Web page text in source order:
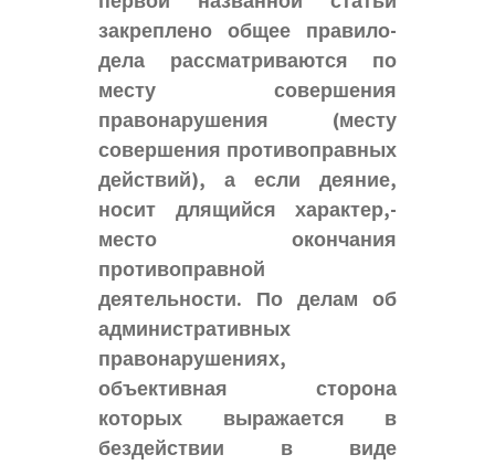
закреплено общее правило-
дела рассматриваются по
месту совершения
правонарушения (месту
совершения противоправных
действий), а если деяние,
носит длящийся характер,-
место окончания
противоправной
деятельности. По делам об
административных
правонарушениях,
объективная сторона
которых выражается в
бездействии в виде